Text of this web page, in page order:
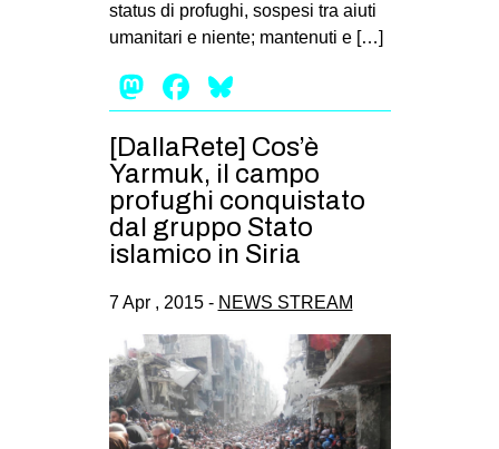
ANTIFASCISMO
GENERI
PRECARIATO
REPRESSIONE
STUDENTI
CINEMA
MANIFESTI
MUSICA
status di profughi, sospesi tra aiuti
umanitari e niente; mantenuti e […]
Mastodon
Facebook
[DallaRete] Cos’è
Yarmuk, il campo
profughi conquistato
dal gruppo Stato
islamico in Siria
7 Apr , 2015 - NEWS STREAM